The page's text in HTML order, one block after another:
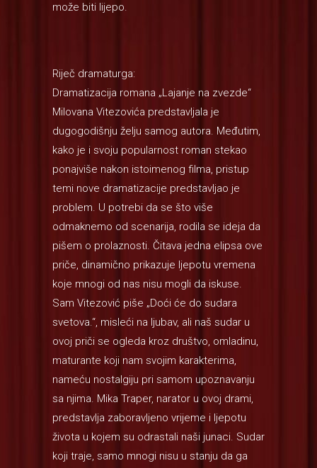
može biti lijepo.
Riječ dramaturga:
Dramatizacija romana „Lajanje na zvezde“
Milovana Vitezovića predstavljala je
dugogodišnju želju samog autora. Međutim,
kako je i svoju popularnost roman stekao
ponajviše nakon istoimenog filma, pristup
temi nove dramatizacije predstavljao je
problem. U potrebi da se što više
odmaknemo od scenarija, rodila se ideja da
pišem o prolaznosti. Čitava jedna elipsa ove
priče, dinamično prikazuje ljepotu vremena
koje mnogi od nas nisu mogli da iskuse.
Sam Vitezović piše „Doći će do sudara
svetova.“, misleći na ljubav, ali naš sudar u
ovoj priči se ogleda kroz društvo, omladinu,
maturante koji nam svojim karakterima,
nameću nostalgiju pri samom upoznavanju
sa njima. Mika Traper, narator u ovoj drami,
predstavlja zaboravljeno vrijeme i ljepotu
života u kojem su odrastali naši junaci. Sudar
koji traje, samo mnogi nisu u stanju da ga